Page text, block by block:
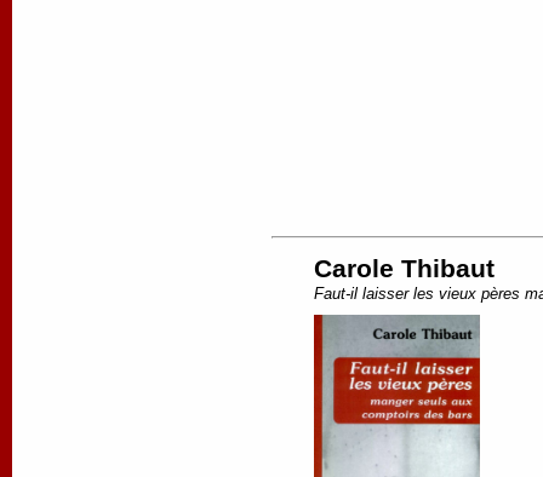
Carole Thibaut
Faut-il laisser les vieux pères